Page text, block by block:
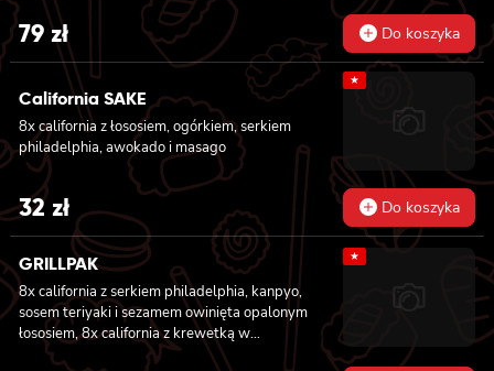
79zł Do koszyka
California SAKE
8x california z łososiem, ogórkiem, serkiem
philadelphia, awokado i masago
★
32zł Do koszyka
GRILLPAK
8x california z serkiem philadelphia, kanpyo,
sosem teriyaki i sezamem owinięta opalonym
łososiem, 8x california z krewetką w
tempurze, majonezem lekko pikantnym,
★